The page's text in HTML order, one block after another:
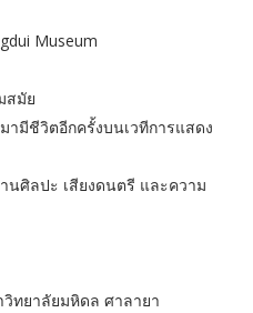
Museum
สมัย
มีชีวิตอีกครั้งบนเวทีการแสดง
นศิลปะ เสียงดนตรี และความ
ทยาลัยมหิดล ศาลายา